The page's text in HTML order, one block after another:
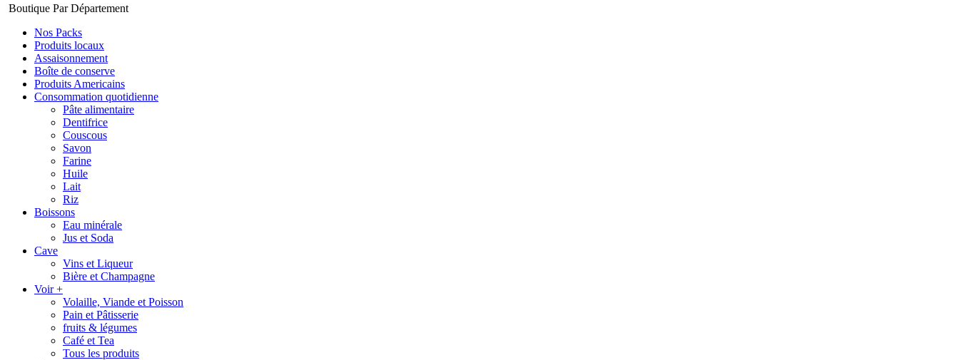
Boutique Par Département
Nos Packs
Produits locaux
Assaisonnement
Boîte de conserve
Produits Americains
Consommation quotidienne
Pâte alimentaire
Dentifrice
Couscous
Savon
Farine
Huile
Lait
Riz
Boissons
Eau minérale
Jus et Soda
Cave
Vins et Liqueur
Bière et Champagne
Voir +
Volaille, Viande et Poisson
Pain et Pâtisserie
fruits & légumes
Café et Tea
Tous les produits